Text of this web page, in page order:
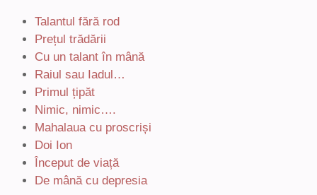
Talantul fără rod
Prețul trădării
Cu un talant în mână
Raiul sau Iadul…
Primul țipăt
Nimic, nimic….
Mahalaua cu proscriși
Doi Ion
Început de viață
De mână cu depresia